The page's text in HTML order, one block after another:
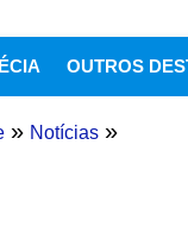
OUTROS
» Notícias »